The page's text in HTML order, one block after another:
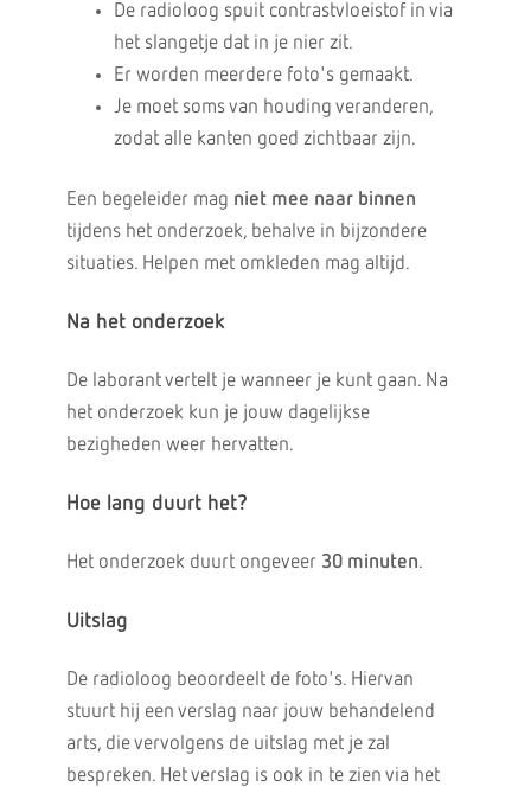
De radioloog spuit contrastvloeistof in via
het slangetje dat in je nier zit.
Er worden meerdere foto's gemaakt.
Je moet soms van houding veranderen,
zodat alle kanten goed zichtbaar zijn.
Een begeleider mag niet mee naar binnen
tijdens het onderzoek, behalve in bijzondere
situaties. Helpen met omkleden mag altijd.
Na het onderzoek
De laborant vertelt je wanneer je kunt gaan. Na
het onderzoek kun je jouw dagelijkse
bezigheden weer hervatten.
Hoe lang duurt het?
Het onderzoek duurt ongeveer 30 minuten.
Uitslag
De radioloog beoordeelt de foto's. Hiervan
stuurt hij een verslag naar jouw behandelend
arts, die vervolgens de uitslag met je zal
bespreken. Het verslag is ook in te zien via het